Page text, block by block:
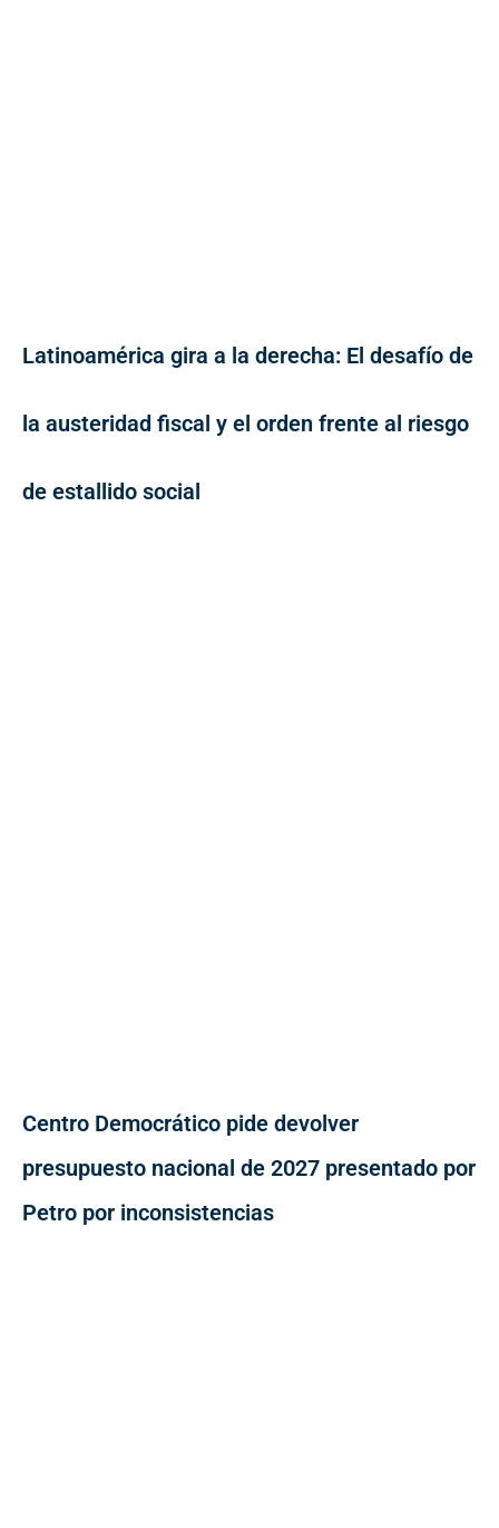
Latinoamérica gira a la derecha: El desafío de
la austeridad fiscal y el orden frente al riesgo
de estallido social
Centro Democrático pide devolver
presupuesto nacional de 2027 presentado por
Petro por inconsistencias